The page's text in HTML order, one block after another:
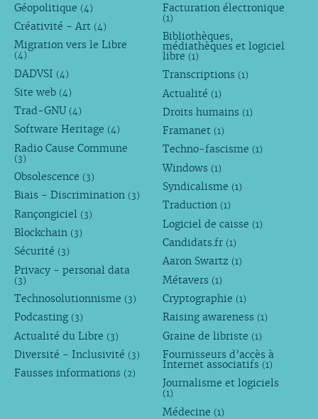
Géopolitique (4)
Créativité - Art (4)
Migration vers le Libre
(4)
DADVSI (4)
Site web (4)
Trad-GNU (4)
Software Heritage (4)
Radio Cause Commune
(3)
Obsolescence (3)
Biais - Discrimination (3)
Rançongiciel (3)
Blockchain (3)
Sécurité (3)
Privacy - personal data
(3)
Technosolutionnisme (3)
Podcasting (3)
Actualité du Libre (3)
Diversité - Inclusivité (3)
Fausses informations (2)
Facturation électronique
(1)
Bibliothèques,
médiathèques et logiciel
libre (1)
Transcriptions (1)
Actualité (1)
Droits humains (1)
Framanet (1)
Techno-fascisme (1)
Windows (1)
Syndicalisme (1)
Traduction (1)
Logiciel de caisse (1)
Candidats.fr (1)
Aaron Swartz (1)
Métavers (1)
Cryptographie (1)
Raising awareness (1)
Graine de libriste (1)
Fournisseurs d’accès à
Internet associatifs (1)
Journalisme et logiciels
(1)
Médecine (1)